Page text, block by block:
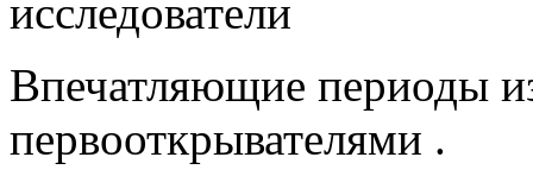
Впечатляющие периоды
первооткрывателями .